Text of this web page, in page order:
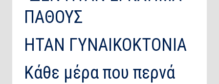
ΠΑΘΟΥΣ
ΗΤΑΝ ΓΥΝΑΙΚΟΚΤΟΝΙΑ
Κάθε μέρα που περνά